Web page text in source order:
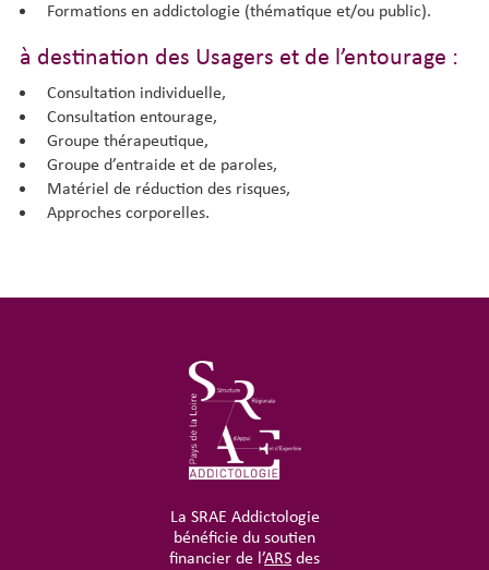
Formations en addictologie (thématique et/ou public).
à destination des Usagers et de l’entourage :
Consultation individuelle,
Consultation entourage,
Groupe thérapeutique,
Groupe d’entraide et de paroles,
Matériel de réduction des risques,
Approches corporelles.
La SRAE Addictologie
bénéficie du soutien
financier de l’ARS des